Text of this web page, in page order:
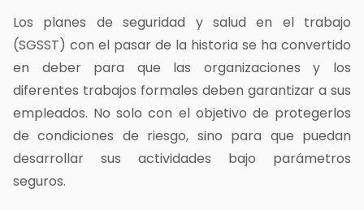
Los planes de seguridad y saluden el trabajo
(SGSST) con el pasar de la historia se ha convertido
en deber para que las organizaciones y los
diferentes trabajos formales deben garantizar a sus
empleados. No solo con el objetivo de protegerlos
de condiciones de riesgo, sino para que puedan
desarrollar sus actividades bajo parámetros
seguros.